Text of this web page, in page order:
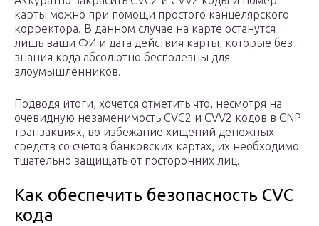
карты можно при помощи простого канцелярского
корректора. В данном случае на карте останутся
лишь ваши ФИ и дата действия карты, которые без
знания кода абсолютно бесполезны для
злоумышленников.
Подводя итоги, хочется отметить что, несмотря на
очевидную незаменимость CVC2 и CVV2 кодов в CNP
транзакциях, во избежание хищений денежных
средств со счетов банковских картах, их необходимо
тщательно защищать от посторонних лиц.
Как обеспечить безопасность CVC
кода